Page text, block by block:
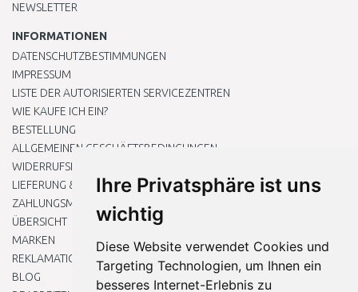
Ihre Privatsphäre ist uns
wichtig
Diese Website verwendet Cookies und
Targeting Technologien, um Ihnen ein
besseres Internet-Erlebnis zu
NEWSLETTER
INFORMATIONEN
DATENSCHUTZBESTIMMUNGEN
IMPRESSUM
LISTE DER AUTORISIERTEN SERVICEZENTREN
WIE KAUFE ICH EIN?
BESTELLUNG
ALLGEMEINEN GESCHÄFTSBEDINGUNGEN
WIDERRUFSRECHT
LIEFERUNG & ZAHLUNG
ZAHLUNGSMETHODEN
ÜBERSICHT
MARKEN
REKLAMATIONEN UND RETOUREN
BLOG